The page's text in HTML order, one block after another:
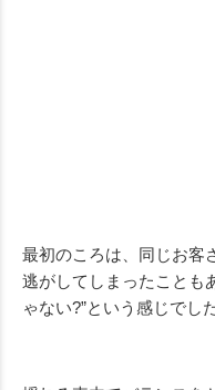
最初のころは、同じお客
逃がしてしまったことも
ゃない?”という感じでした